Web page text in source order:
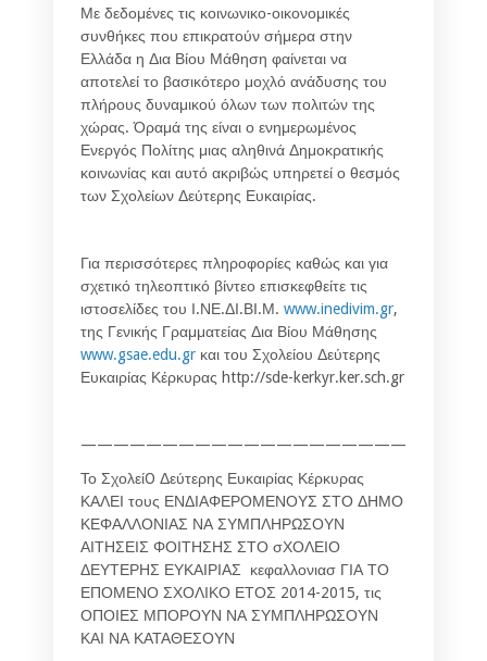
Με δεδομένες τις κοινωνικο-οικονομικές
συνθήκες που επικρατούν σήμερα στην
Ελλάδα η Δια Βίου Μάθηση φαίνεται να
αποτελεί το βασικότερο μοχλό ανάδυσης του
πλήρους δυναμικού όλων των πολιτών της
χώρας. Όραμά της είναι ο ενημερωμένος
Ενεργός Πολίτης μιας αληθινά Δημοκρατικής
κοινωνίας και αυτό ακριβώς υπηρετεί ο θεσμός
των Σχολείων Δεύτερης Ευκαιρίας.
Για περισσότερες πληροφορίες καθώς και για
σχετικό τηλεοπτικό βίντεο επισκεφθείτε τις
ιστοσελίδες του Ι.ΝΕ.ΔΙ.ΒΙ.Μ. www.inedivim.gr,
της Γενικής Γραμματείας Δια Βίου Μάθησης
www.gsae.edu.gr και του Σχολείου Δεύτερης
Ευκαιρίας Κέρκυρας http://sde-kerkyr.ker.sch.gr
Το ΣχολείO Δεύτερης Ευκαιρίας Κέρκυρας
ΚΑΛΕΙ τους ΕΝΔΙΑΦΕΡΟΜΕΝΟΥΣ ΣΤΟ ΔΗΜΟ
ΚΕΦΑΛΛΟΝΙΑΣ ΝΑ ΣΥΜΠΛΗΡΩΣΟΥΝ
ΑΙΤΗΣΕΙΣ ΦΟΙΤΗΣΗΣ ΣΤΟ σΧΟΛΕΙΟ
ΔΕΥΤΕΡΗΣ ΕΥΚΑΙΡΙΑΣ κεφαλλονιασ ΓΙΑ ΤΟ
ΕΠΟΜΕΝΟ ΣΧΟΛΙΚΟ ΕΤΟΣ 2014-2015, τις
ΟΠΟΙΕΣ ΜΠΟΡΟΥΝ ΝΑ ΣΥΜΠΛΗΡΩΣΟΥΝ
ΚΑΙ ΝΑ ΚΑΤΑΘΕΣΟΥΝ